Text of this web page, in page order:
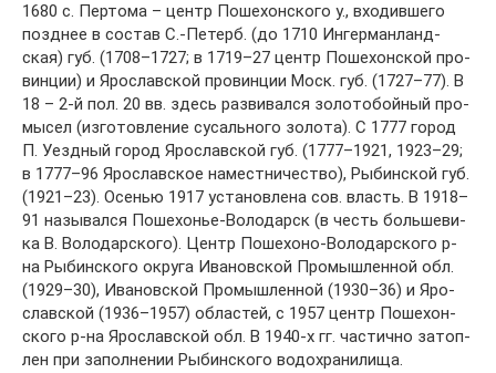
1680 с. Пер­то­ма – центр По­ше­хон­ско­го у., вхо­див­ше­го
позд­нее в со­став С.-Пе­терб. (до 1710 Ин­гер­ман­ланд­
ская) губ. (1708–1727; в 1719–27 центр По­ше­хон­ской про­
вин­ции) и Яро­слав­ской про­вин­ции Моск. губ. (1727–77). В
18 – 2-й пол. 20 вв. здесь раз­ви­вал­ся зо­ло­то­бой­ный про­
мы­сел (из­го­тов­ле­ние су­саль­но­го зо­ло­та). С 1777 го­род
П. Уезд­ный го­род Яро­слав­ской губ. (1777–1921, 1923–29;
в 1777–96 Яро­слав­ское на­ме­ст­ни­че­ст­во), Ры­бин­ской губ.
(1921–23). Осе­нью 1917 ус­та­нов­ле­на сов. власть. В 1918–
91 на­зы­вал­ся По­ше­хо­нье-Во­ло­дарск (в честь боль­ше­ви­
ка В. Во­ло­дар­ско­го). Центр По­ше­хо­но-Во­ло­дар­ско­го р-
на Ры­бин­ско­го ок­ру­га Ива­нов­ской Про­мыш­лен­ной обл.
(1929–30), Ива­нов­ской Про­мыш­лен­ной (1930–36) и Яро­
слав­ской (1936–1957) об­лас­тей, с 1957 центр По­ше­хон­
ско­го р-на Яро­слав­ской обл. В 1940-х гг. час­тич­но за­то­п­
лен при за­пол­не­нии Ры­бин­ско­го во­до­хра­ни­ли­ща.